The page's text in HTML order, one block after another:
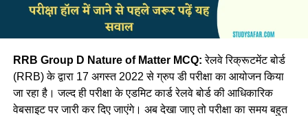
RRB Group D Nature of Matter MCQ:रेलवे रिक्रूटमेंट बोर्ड
(RRB) के द्वारा 17 अगस्त 2022 से ग्रुप डी परीक्षा का आयोजन किया
जा रहा है। जल्द ही परीक्षा के एडमिट कार्ड रेलवे बोर्ड की आधिकारिक
वेबसाइट पर जारी कर दिए जाएंगे। अब देखा जाए तो परीक्षा का समय बहुत